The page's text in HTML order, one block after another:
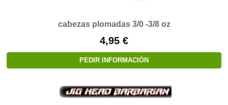
cabezas plomadas 3/0 -3/8 oz
4,95 €
PEDIR INFORMACIÓN